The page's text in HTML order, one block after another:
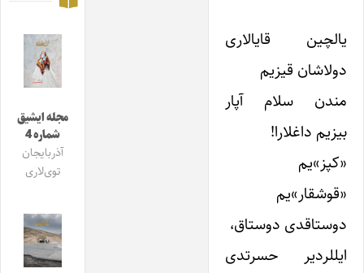
یالچین قایالاری
دولاشان قیزیم
مندن سلام آپار
بیزیم داغلارا!
«کپز»یم
«قوشقار»یم
دوستاقدی دوستاق،
ایللردیر حسرتدی
مجله ایشیق
شماره 4
آذربایجان
توی‌لاری